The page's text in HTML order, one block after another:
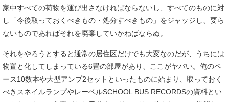
家中すべての荷物を運び出さなければならないし、すべてのものに対
し「今後取っておくべきもの・処分すべきもの」をジャッジし、要ら
ないものであればそれを廃棄していかねばならぬ。
それをやろうとすると通常の居住区だけでも大変なのだが、うちには
物置と化してしまっている6畳の部屋があり、ここがヤバい。俺のベ
ース10数本や大型アンプ2セットといったものに始まり、取っておく
べきスネイルランプやレーベルSCHOOL BUS RECORDSの資料とい